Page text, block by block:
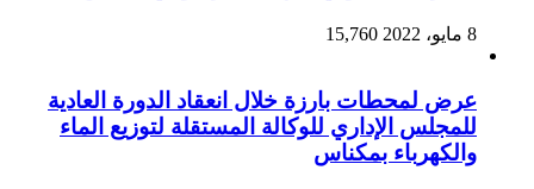
8 مايو، 2022 15,760
عرض لمحطات بارزة خلال انعقاد الدورة العادية
للمجلس الإداري للوكالة المستقلة لتوزيع الماء
والكهرباء بمكناس